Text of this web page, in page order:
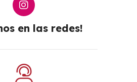
en las redes!